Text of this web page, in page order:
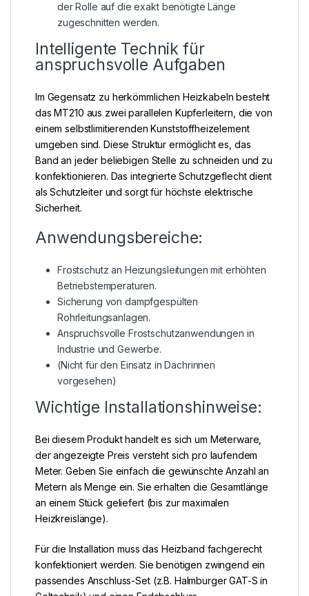
der Rolle auf die exakt benötigte Länge
zugeschnitten werden.
Intelligente Technik für
anspruchsvolle Aufgaben
Im Gegensatz zu herkömmlichen Heizkabeln besteht
das MT210 aus zwei parallelen Kupferleitern, die von
einem selbstlimitierenden Kunststoffheizelement
umgeben sind. Diese Struktur ermöglicht es, das
Band an jeder beliebigen Stelle zu schneiden und zu
konfektionieren. Das integrierte Schutzgeflecht dient
als Schutzleiter und sorgt für höchste elektrische
Sicherheit.
Anwendungsbereiche:
Frostschutz an Heizungsleitungen mit erhöhten
Betriebstemperaturen.
Sicherung von dampfgespülten
Rohrleitungsanlagen.
Anspruchsvolle Frostschutzanwendungen in
Industrie und Gewerbe.
(Nicht für den Einsatz in Dachrinnen
vorgesehen)
Wichtige Installationshinweise:
Bei diesem Produkt handelt es sich um Meterware,
der angezeigte Preis versteht sich pro laufendem
Meter. Geben Sie einfach die gewünschte Anzahl an
Metern als Menge ein. Sie erhalten die Gesamtlänge
an einem Stück geliefert (bis zur maximalen
Heizkreislänge).
Für die Installation muss das Heizband fachgerecht
konfektioniert werden. Sie benötigen zwingend ein
passendes Anschluss-Set (z.B. Halmburger GAT-S in